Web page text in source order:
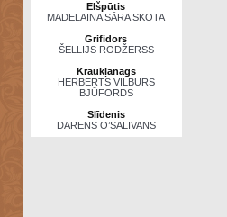
Elšpūtis
MADELAINA SĀRA SKOTA
Grifidors
ŠELLIJS RODŽERSS
Kraukļanags
HERBERTS VILBURS
BJŪFORDS
Slīdenis
DARENS O’SALIVANS